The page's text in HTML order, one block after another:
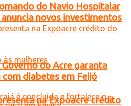
na Expoacre crédito
do Navio Hospitalar
novos investimentos
do Acre garanta
diabetes em Feijó